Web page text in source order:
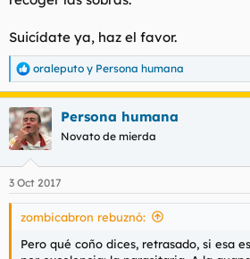
Suicídate ya, haz el favor.
R
e
a
c
c
i
e
s
oraleputo y Persona humana
Persona humana
Novato de mierda
3 Oct 2017
zombicabron rebuznó:
Pero qué coño dices, retrasado, si esa